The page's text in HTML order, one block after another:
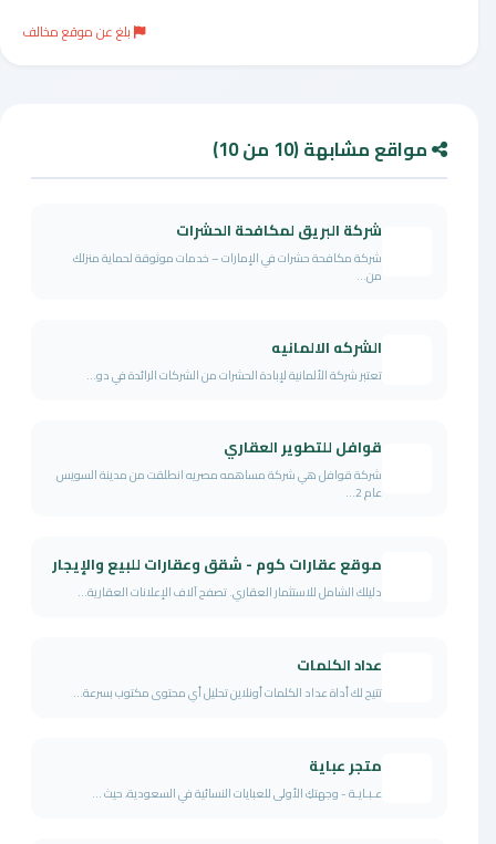
بلغ عن موقع مخالف
مواقع مشابهة (10 من 10)
شركة البريق لمكافحة الحشرات
شركة مكافحة حشرات في الإمارات – خدمات موثوقة لحماية منزلك
من...
الشركه الالمانيه
تعتبر شركة الألمانية لإبادة الحشرات من الشركات الرائدة في دو...
قوافل للتطوير العقاري
شركة قوافل هي شركة مساهمه مصريه انطلقت من مدينة السويس
عام 2...
موقع عقارات كوم - شقق وعقارات للبيع والإيجار
دليلك الشامل للاستثمار العقاري. تصفح آلاف الإعلانات العقارية...
عداد الكلمات
تتيح لك أداة عداد الكلمات أونلاين تحليل أي محتوى مكتوب بسرعة...
متجر عباية
عـبـايـة - وجهتكِ الأولى للعبايات النسائية في السعودية، حيث ...